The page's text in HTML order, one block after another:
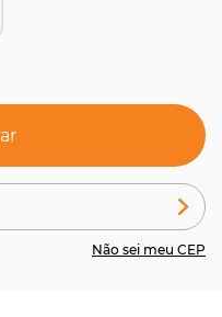
Não sei meu CEP